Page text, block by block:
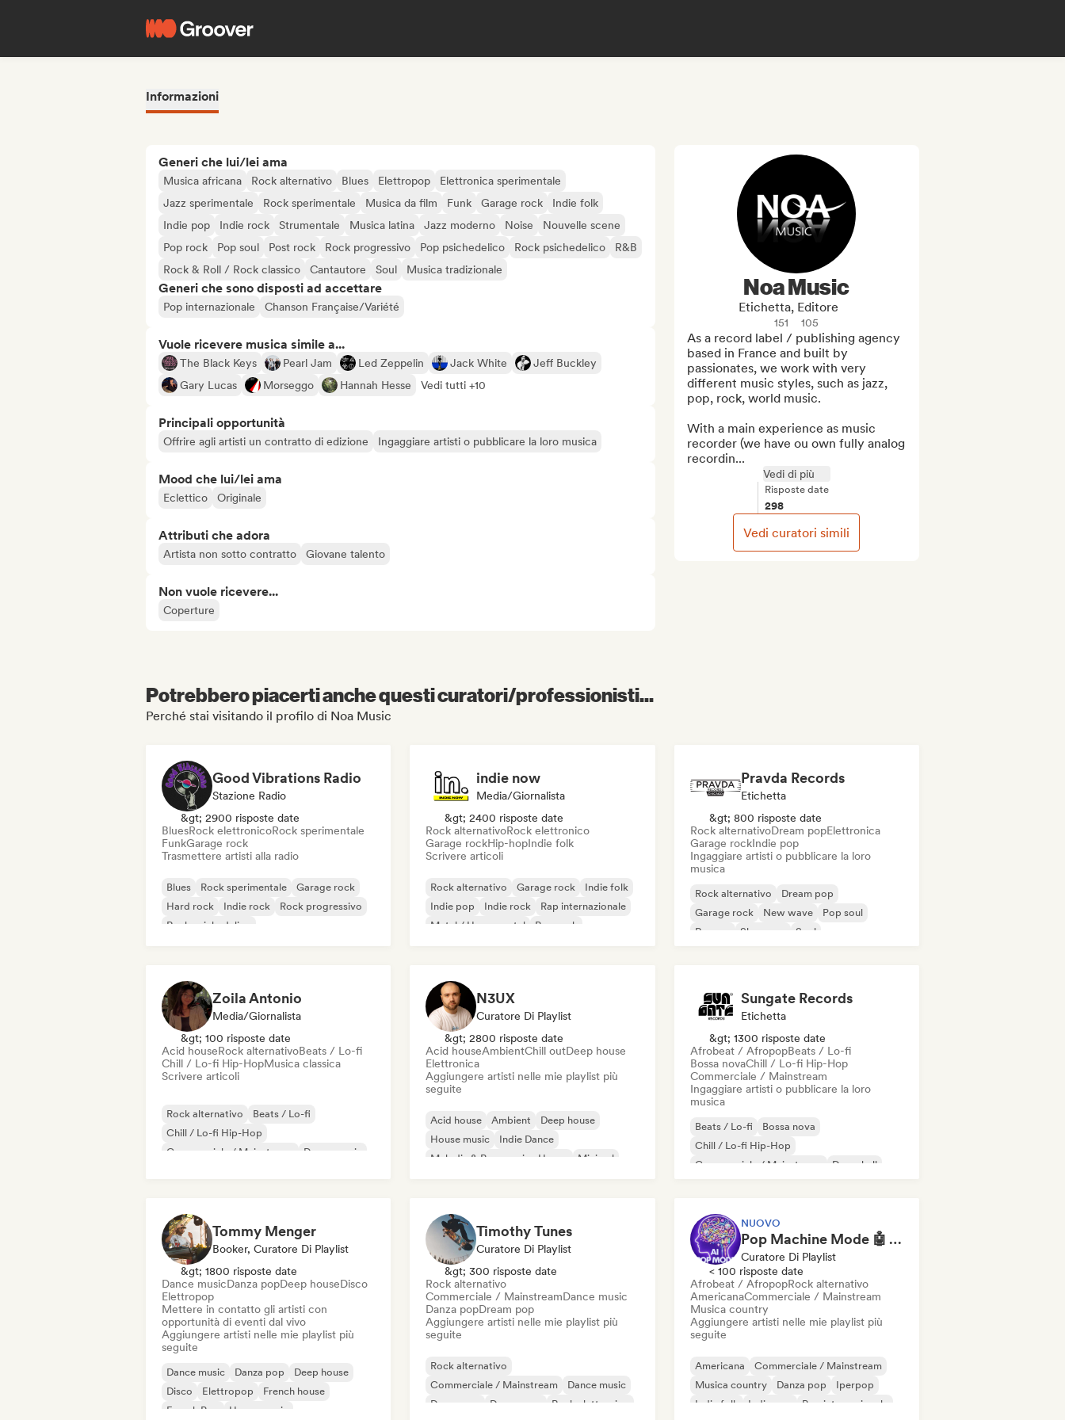
Informazioni
Generi che lui/lei ama
Musica africana Rock alternativo Blues Elettropop
Elettronica sperimentale
Jazz sperimentale
Rock sperimentale Musica da film Funk Garage rock
Indie folk
Indie pop
Indie rock Strumentale Musica latina Jazz moderno Noise
Nouvelle scene
Pop rock
Pop soul Post rock Rock progressivo Pop psichedelico Rock psichedelico
R&B
Rock & Roll / Rock classico
Cantautore Soul Musica tradizionale
Generi che sono disposti ad accettare
Pop internazionale Chanson Française/Variété
Vuole ricevere musica simile a...
The Black Keys Pearl Jam Led Zeppelin Jack White
Jeff Buckley
Gary Lucas
Morseggo Hannah Hesse Vedi tutti +10
Principali opportunità
Offrire agli artisti un contratto di edizione Ingaggiare artisti o pubblicare la loro musica
Mood che lui/lei ama
Eclettico Originale
Attributi che adora
Artista non sotto contratto Giovane talento
Non vuole ricevere...
Coperture
Noa Music
Etichetta, Editore
151 105
As a record label / publishing agency
based in France and built by
passionates, we work with very
different music styles, such as jazz,
pop, rock, world music.
With a main experience as music
recorder (we have ou own fully analog
recordin...
Vedi di più
Risposte date
298
Vedi curatori simili
Potrebbero piacerti anche questi curatori/professionisti...
Perché stai visitando il profilo di Noa Music
Good Vibrations Radio
Stazione Radio
&gt; 2900 risposte date
BluesRock elettronicoRock sperimentale
FunkGarage rock
Trasmettere artisti alla radio
Blues Rock sperimentale
Garage rock
Hard rock
Indie rock
Rock progressivo
Rock psichedelico
indie now
Media/Giornalista
&gt; 2400 risposte date
Rock alternativoRock elettronico
Garage rockHip-hopIndie folk
Scrivere articoli
Rock alternativo Garage rock
Indie folk
Indie pop
Indie rock
Rap internazionale
Metal / Heavy metal
Pop rock
Pravda Records
Etichetta
&gt; 800 risposte date
Rock alternativoDream popElettronica
Garage rockIndie pop
Ingaggiare artisti o pubblicare la loro
musica
Rock alternativo
Dream pop
Garage rock
New wave
Pop soul
Reggae
Shoegaze Soul
Zoila Antonio
Media/Giornalista
&gt; 100 risposte date
Acid houseRock alternativoBeats / Lo-fi
Chill / Lo-fi Hip-HopMusica classica
Scrivere articoli
Rock alternativo
Beats / Lo-fi
Chill / Lo-fi Hip-Hop
Commerciale / Mainstream
Dance music
N3UX
Curatore Di Playlist
&gt; 2800 risposte date
Acid houseAmbientChill outDeep house
Elettronica
Aggiungere artisti nelle mie playlist più
seguite
Acid house Ambient
Deep house
House music
Indie Dance
Melodic & Progressive House
Minimal
Sungate Records
Etichetta
&gt; 1300 risposte date
Afrobeat / AfropopBeats / Lo-fi
Bossa novaChill / Lo-fi Hip-Hop
Commerciale / Mainstream
Ingaggiare artisti o pubblicare la loro
musica
Beats / Lo-fi
Bossa nova
Chill / Lo-fi Hip-Hop
Commerciale / Mainstream
Dancehall
Tommy Menger
Booker, Curatore Di Playlist
&gt; 1800 risposte date
Dance musicDanza popDeep houseDisco
Elettropop
Mettere in contatto gli artisti con
opportunità di eventi dal vivo
Aggiungere artisti nelle mie playlist più
seguite
Dance music Danza pop
Deep house
Disco
Elettropop
French house
French Pop
House music
Timothy Tunes
Curatore Di Playlist
&gt; 300 risposte date
Rock alternativo
Commerciale / MainstreamDance music
Danza popDream pop
Aggiungere artisti nelle mie playlist più
seguite
Rock alternativo
Commerciale / Mainstream
Dance music
Danza pop
Dream pop
Rock elettronico
NUOVO
Pop Machine Mode 🤖 AI Music, Indie Pop & Dream Pop
Curatore Di Playlist
< 100 risposte date
Afrobeat / AfropopRock alternativo
AmericanaCommerciale / Mainstream
Musica country
Aggiungere artisti nelle mie playlist più
seguite
Americana
Commerciale / Mainstream
Musica country
Danza pop
Iperpop
Indie folk
Indie pop Pop internazionale